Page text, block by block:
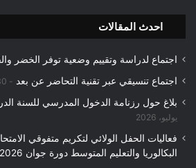
احدث المقالات
اجتماع لدراسة وتقييم وضعية توفر الخضر
اجتماع تنسيقي عبر تقنية التحاضر عن بعد 30
بلاغ حول رزنامة الدخول المدرسي للسنة الدراسية
يوليو، 2026
فعاليات الحفل الولائي لتكريم متفوقي
البكالوريا والتعليم المتوسط دورة جوان 2026